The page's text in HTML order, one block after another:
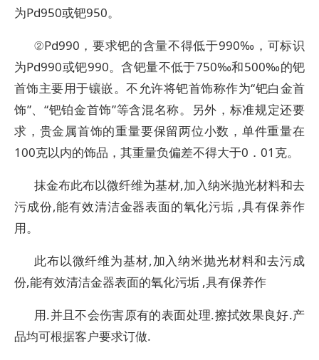
为Pd950或钯950。
②Pd990，要求钯的含量不得低于990‰，可标识
为Pd990或钯990。含钯量不低于750‰和500‰的钯
首饰主要用于镶嵌。不允许将钯首饰称作为“钯白金首
饰”、“钯铂金首饰”等含混名称。另外，标准规定还要
求，贵金属首饰的重量要保留两位小数，单件重量在
100克以内的饰品，其重量负偏差不得大于0．01克。
抹金布此布以微纤维为基材,加入纳米抛光材料和去
污成份,能有效清洁金器表面的氧化污垢 ,具有保养作
用。
此布以微纤维为基材,加入纳米抛光材料和去污成
份,能有效清洁金器表面的氧化污垢 ,具有保养作
用.并且不会伤害原有的表面处理.擦拭效果良好.产
品均可根据客户要求订做.